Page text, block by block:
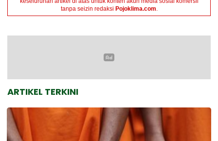
tanpa seizin redaksi Pojoklima.com.
ARTIKEL TERKINI